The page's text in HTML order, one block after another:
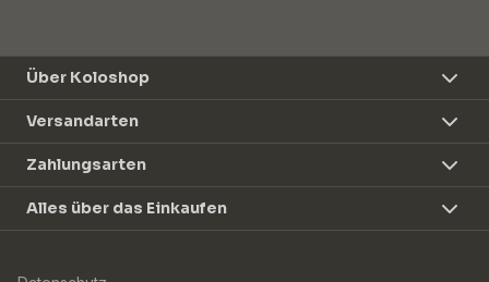
Über Koloshop
Versandarten
Zahlungsarten
Alles über das Einkaufen